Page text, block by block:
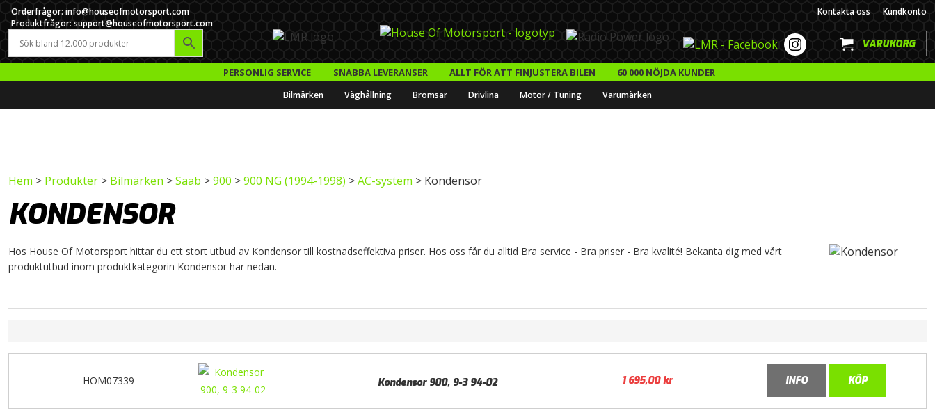
Orderfrågor: info@houseofmotorsport.com
Produktfrågor: support@houseofmotorsport.com
Kontakta oss Kundkonto
VARUKORG
PERSONLIG SERVICE SNABBA LEVERANSER ALLT FÖR ATT FINJUSTERA BILEN 60 000 NÖJDA KUNDER
Bilmärken Väghållning Bromsar Drivlina Motor / Tuning Varumärken
Hem > Produkter > Bilmärken >Saab >900 >900 NG (1994-1998) >AC-system > Kondensor
KONDENSOR
Hos House Of Motorsport hittar du ett stort utbud av Kondensor till kostnadseffektiva priser. Hos oss får du alltid Bra service - Bra priser - Bra kvalité! Bekanta dig med vårt
produktutbud inom produktkategorin Kondensor här nedan.
HOM07339 Kondensor 900, 9-3 94-02 1 695,00kr INFO KÖP